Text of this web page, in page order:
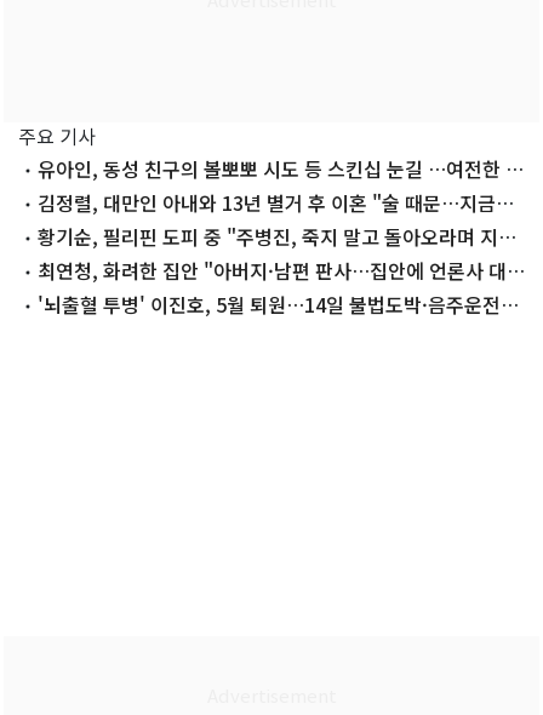
주요 기사
유아인, 동성 친구의 볼뽀뽀 시도 등 스킨십 눈길 …여전한 비
주얼김정렬, 대만인 아내와 13년 별거 후 이혼 "술 때문…지금은
끊어"
황기순, 필리핀 도피 중 "주병진, 죽지 말고 돌아오라며 지
원"최연청, 화려한 집안 "아버지·남편 판사…집안에 언론사 대
표·국회의원도"
'뇌출혈 투병' 이진호, 5월 퇴원…14일 불법도박·음주운전